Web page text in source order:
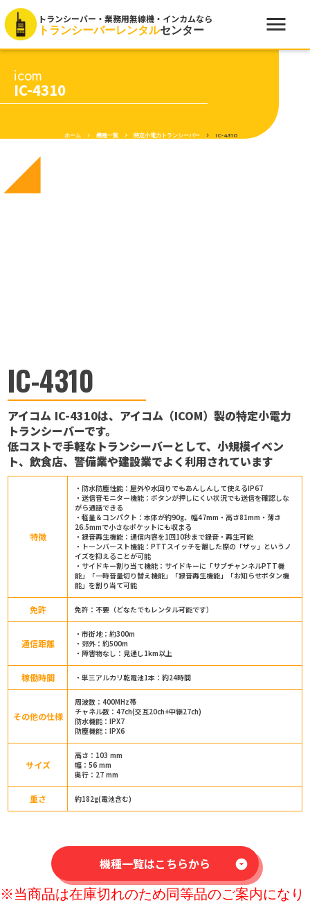
icom
IC-4310
ホーム keyboard_arrow_right 機種一覧 keyboard_arrow_right 特定小電力トランシーバー keyboard_arrow_right IC-4310
network_cell
IC-4310
アイコム IC-4310は、アイコム（ICOM）製の特定小電力
トランシーバーです。
低コストで手軽なトランシーバーとして、小規模イベン
ト、飲食店、警備業や建設業でよく利用されています
特徴
・防水防塵性能：屋外や水回りでもあんしんして使えるIP67
・送信音モニター機能：ボタンが押しにくい状況でも送信を確認しな
がら通話できる
・軽量＆コンパクト：本体が約90g、幅47mm・高さ81mm・薄さ
26.5mmで小さなポケットにも収まる
・録音再生機能：通信内容を1回10秒まで録音・再生可能
・トーンバースト機能：PTTスイッチを離した際の「ザッ」というノ
イズを抑えることが可能
・サイドキー割り当て機能：サイドキーに「サブチャンネルPTT機
能」「一時音量切り替え機能」「録音再生機能」「お知らせボタン機
能」を割り当て可能
免許 免許：不要（どなたでもレンタル可能です）
通信距離
・市街地：約300m
・郊外：約500m
・障害物なし：見通し1km以上
稼働時間 ・単三アルカリ乾電池1本：約24時間
その他の仕様
周波数：400MHz帯
チャネル数：47ch(交互20ch+中継27ch)
防水機能：IPX7
防塵機能：IPX6
サイズ
高さ：103 mm
幅：56 mm
奥行：27 mm
重さ 約182g(電池含む)
機種一覧はこちらから arrow_drop_down_circle
※当商品は在庫切れのため同等品のご案内になり
トランシーバー・業務用無線機・インカムなら
トランシーバーレンタルセンター menu